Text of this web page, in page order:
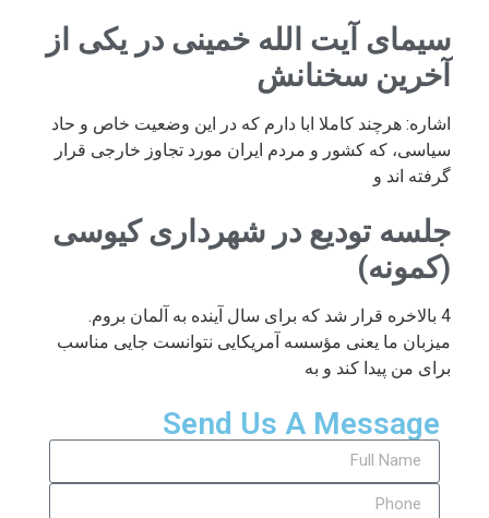
سیمای آیت الله خمینی در یکی از
آخرین سخنانش
اشاره: هرچند کاملا ابا دارم که در این وضعیت خاص و حاد
سیاسی، که کشور و مردم ایران مورد تجاوز خارجی قرار
گرفته اند و
جلسه تودیع در شهرداری کیوسی
(کمونه)
4 بالاخره قرار شد که برای سال آینده به آلمان بروم.
میزبان ما یعنی مؤسسه آمریکایی نتوانست جایی مناسب
برای من پیدا کند و به
Send Us A Message